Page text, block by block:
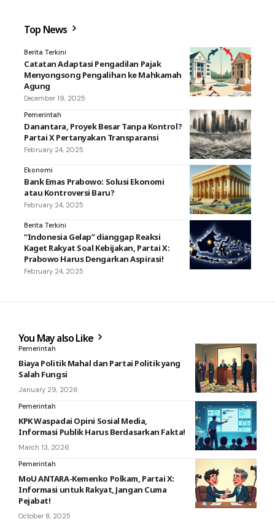
Top News
Berita Terkini
Catatan Adaptasi Pengadilan Pajak
Menyongsong Pengalihan ke Mahkamah
Agung
December 19, 2025
Pemerintah
Danantara, Proyek Besar Tanpa Kontrol?
Partai X Pertanyakan Transparansi
February 24, 2025
Ekonomi
Bank Emas Prabowo: Solusi Ekonomi
atau Kontroversi Baru?
February 24, 2025
Berita Terkini
“Indonesia Gelap” dianggap Reaksi
Kaget Rakyat Soal Kebijakan, Partai X:
Prabowo Harus Dengarkan Aspirasi!
February 24, 2025
You May also Like
Pemerintah
Biaya Politik Mahal dan Partai Politik yang
Salah Fungsi
January 29, 2026
Pemerintah
KPK Waspadai Opini Sosial Media,
Informasi Publik Harus Berdasarkan Fakta!
March 13, 2026
Pemerintah
MoU ANTARA-Kemenko Polkam, Partai X:
Informasi untuk Rakyat, Jangan Cuma
Pejabat!
October 8, 2025